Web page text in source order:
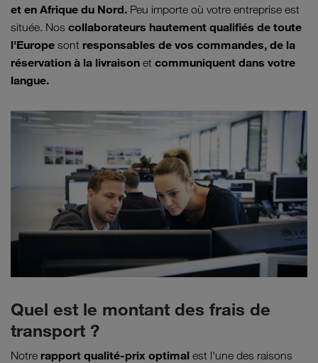
et en Afrique du Nord. Peu importe où votre entreprise est
située. Nos collaborateurs hautement qualifiés de toute
l'Europe sont responsables de vos commandes, de la
réservation à la livraison et communiquent dans votre
langue.
Quel est le montant des frais de
transport ?
Notre rapport qualité-prix optimal est l'une des raisons